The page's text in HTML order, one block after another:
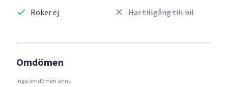
Röker ej Har tillgång till bil
Omdömen
Inga omdömen ännu